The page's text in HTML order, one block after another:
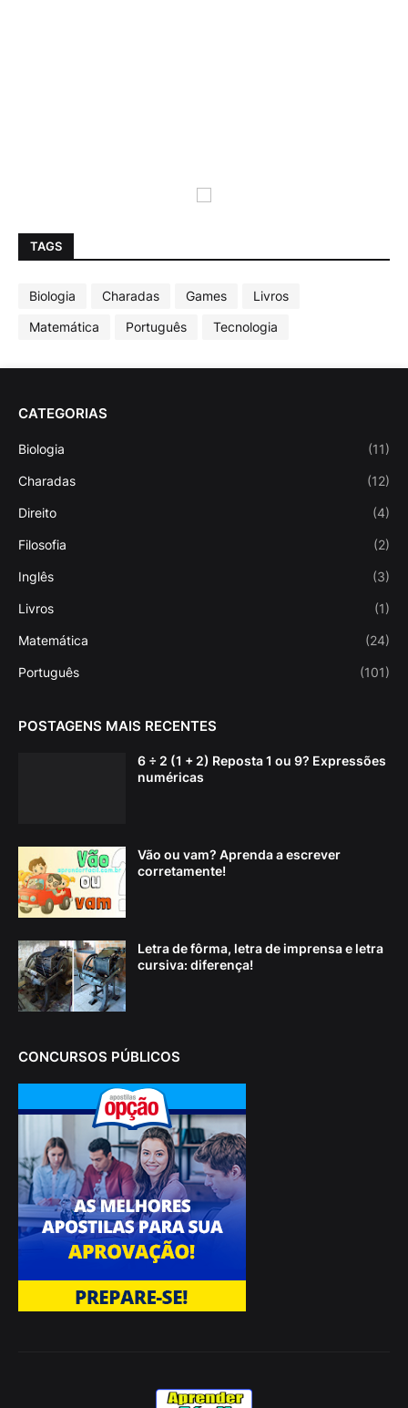
TAGS
Biologia Charadas Games
Livros
Matemática
Português Tecnologia
CATEGORIAS
Biologia (11)
Charadas (12)
Direito (4)
Filosofia (2)
Inglês (3)
Livros (1)
Matemática (24)
Português (101)
POSTAGENS MAIS RECENTES
6 ÷ 2 (1 + 2) Reposta 1 ou 9? Expressões
numéricas
Vão ou vam? Aprenda a escrever
corretamente!
Letra de fôrma, letra de imprensa e letra
cursiva: diferença!
CONCURSOS PÚBLICOS